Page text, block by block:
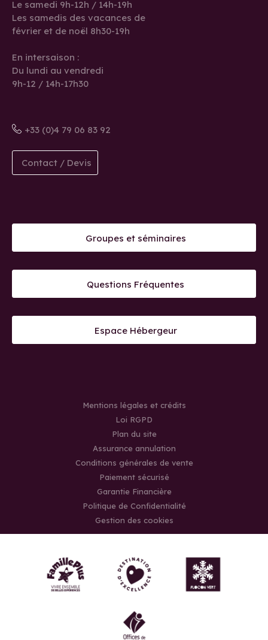
Le samedi 9h-12h / 14h-19h
Les samedis des vacances de
février et de noël 8h30-19h
En intersaison :
Du lundi au vendredi
9h-12 / 14h-17h30
+33 (0)4 79 06 83 92
Contact / Devis
Groupes et séminaires
Questions Fréquentes
Espace Hébergeur
Mentions légales et crédits
Loi RGPD
Plan du site
Assurance annulation
Conditions générales de vente
Paiement sécurisé
Garantie Financière
Politique de Confidentialité
Gestion des cookies